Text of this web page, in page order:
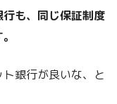
も、同じ保証制度
銀行が良いな、と